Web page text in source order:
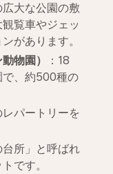
広大な公園の敷
覧車やジェッ
があります。
物園 ）
：18
で、約500種の
レパートリーを
台所」と呼ばれ
です。